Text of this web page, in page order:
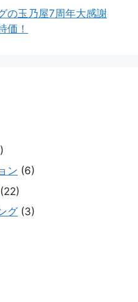
の玉乃屋7周年大感謝
価！
ン (6)
グ(3)